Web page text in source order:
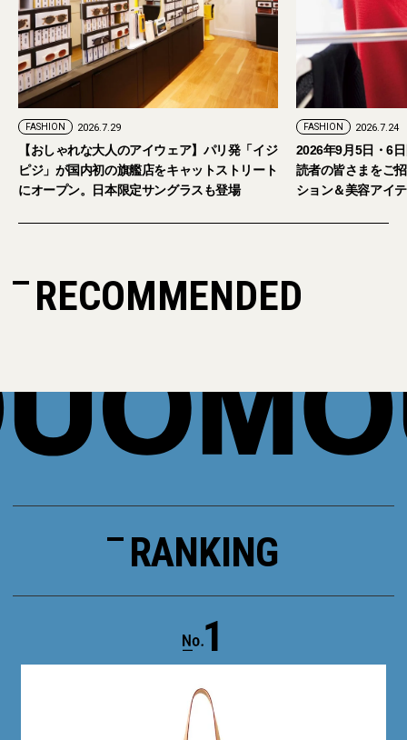
ア】パリ発「イジ
ャットストリート
ラスも登場
2026年9月5日・6日開催。「試着フェス®︎」に
読者の皆さまをご招待。【2026年秋冬ファッ
ション＆美容アイテム試し放題】
RECOMMENDED
RANKING
1